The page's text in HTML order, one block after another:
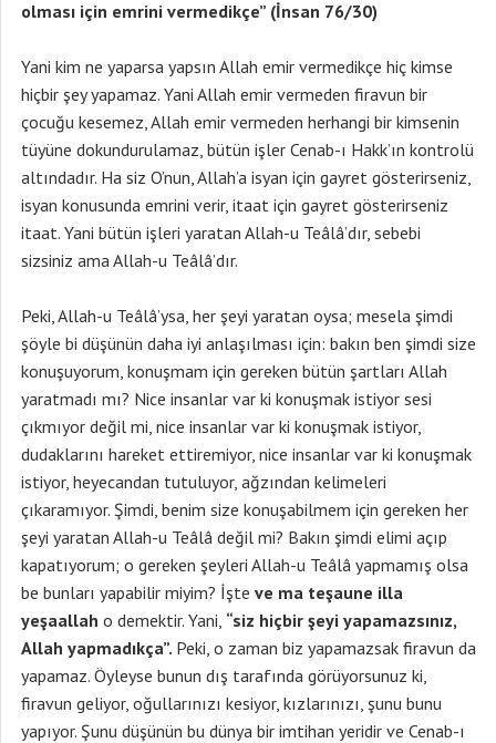
olması için emrini vermedikçe” (İnsan 76/30)
Yani kim ne yaparsa yapsın Allah emir vermedikçe hiç kimse
hiçbir şey yapamaz. Yani Allah emir vermeden firavun bir
çocuğu kesemez, Allah emir vermeden herhangi bir kimsenin
tüyüne dokundurulamaz, bütün işler Cenab-ı Hakk’ın kontrolü
altındadır. Ha siz O’nun, Allah’a isyan için gayret gösterirseniz,
isyan konusunda emrini verir, itaat için gayret gösterirseniz
itaat. Yani bütün işleri yaratan Allah-u Teâlâ’dır, sebebi
sizsiniz ama Allah-u Teâlâ’dır.
Peki, Allah-u Teâlâ’ysa, her şeyi yaratan oysa; mesela şimdi
şöyle bi düşünün daha iyi anlaşılması için: bakın ben şimdi size
konuşuyorum, konuşmam için gereken bütün şartları Allah
yaratmadı mı? Nice insanlar var ki konuşmak istiyor sesi
çıkmıyor değil mi, nice insanlar var ki konuşmak istiyor,
dudaklarını hareket ettiremiyor, nice insanlar var ki konuşmak
istiyor, heyecandan tutuluyor, ağzından kelimeleri
çıkaramıyor. Şimdi, benim size konuşabilmem için gereken her
şeyi yaratan Allah-u Teâlâ değil mi? Bakın şimdi elimi açıp
kapatıyorum; o gereken şeyleri Allah-u Teâlâ yapmamış olsa
be bunları yapabilir miyim? İşte ve ma teşaune illa
yeşaallah o demektir. Yani, “siz hiçbir şeyi yapamazsınız,
Allah yapmadıkça”. Peki, o zaman biz yapamazsak firavun da
yapamaz. Öyleyse bunun dış tarafında görüyorsunuz ki,
firavun geliyor, oğullarınızı kesiyor, kızlarınızı, şunu bunu
yapıyor. Şunu düşünün bu dünya bir imtihan yeridir ve Cenab-ı